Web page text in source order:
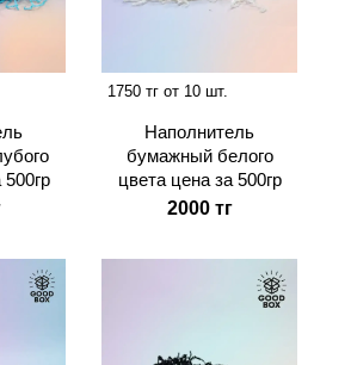
1750 тг от 10 шт.
Наполнитель
бумажный белого
цвета цена за 500гр
2000 тг